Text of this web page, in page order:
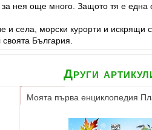
нея още много. Защото тя е една
и села, морски курорти и
България.
Други
Моята първа енциклопедия